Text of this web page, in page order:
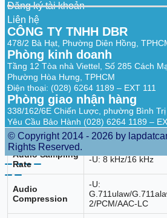
H.265 Type
Bit Rate Control CBR,VBR
Region of
Interest (ROI)
1 fixed region(s) for
Audio
Audio Type -U: Mono sound
Environment
Noise Filtering
-U: Yes
Audio Sampling
Rate
-U: 8 kHz/16 kHz
Audio
Compression
-U:
G.711ulaw/
2/PCM/AAC-LC
Đăng ký tài khoản
Liên hệ
CÔNG TY TNHH DBR
478/2 Bà Hạt, Phường Diên Hồng,
Phòng kinh doanh
Tầng 12 Tòa nhà Viettel, Số 285 Cách
Phường Hòa Hưng, TPHCM
Điện thoại: (028) 6264 1189 – EXT 111
Phòng giao nhận hàng
338/162/6E Chiến Lược, phường Bình
Yêu Cầu Bảo Hành (028) 6264 1189 –
© Copyright 2014 - 2026 by
Rights Reserved.